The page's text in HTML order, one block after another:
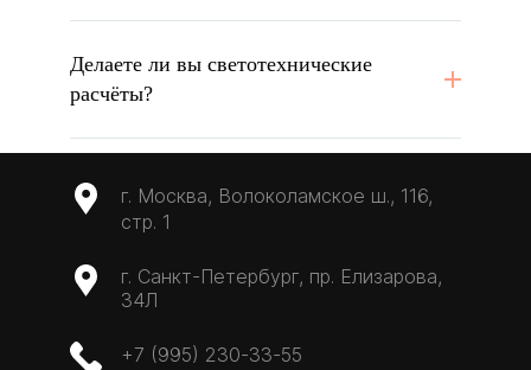
Делаете ли вы светотехнические
расчёты?
г. Москва, Волоколамское ш., 116,
стр. 1
г. Санкт-Петербург, пр. Елизарова,
34Л
+7 (995) 230-33-55